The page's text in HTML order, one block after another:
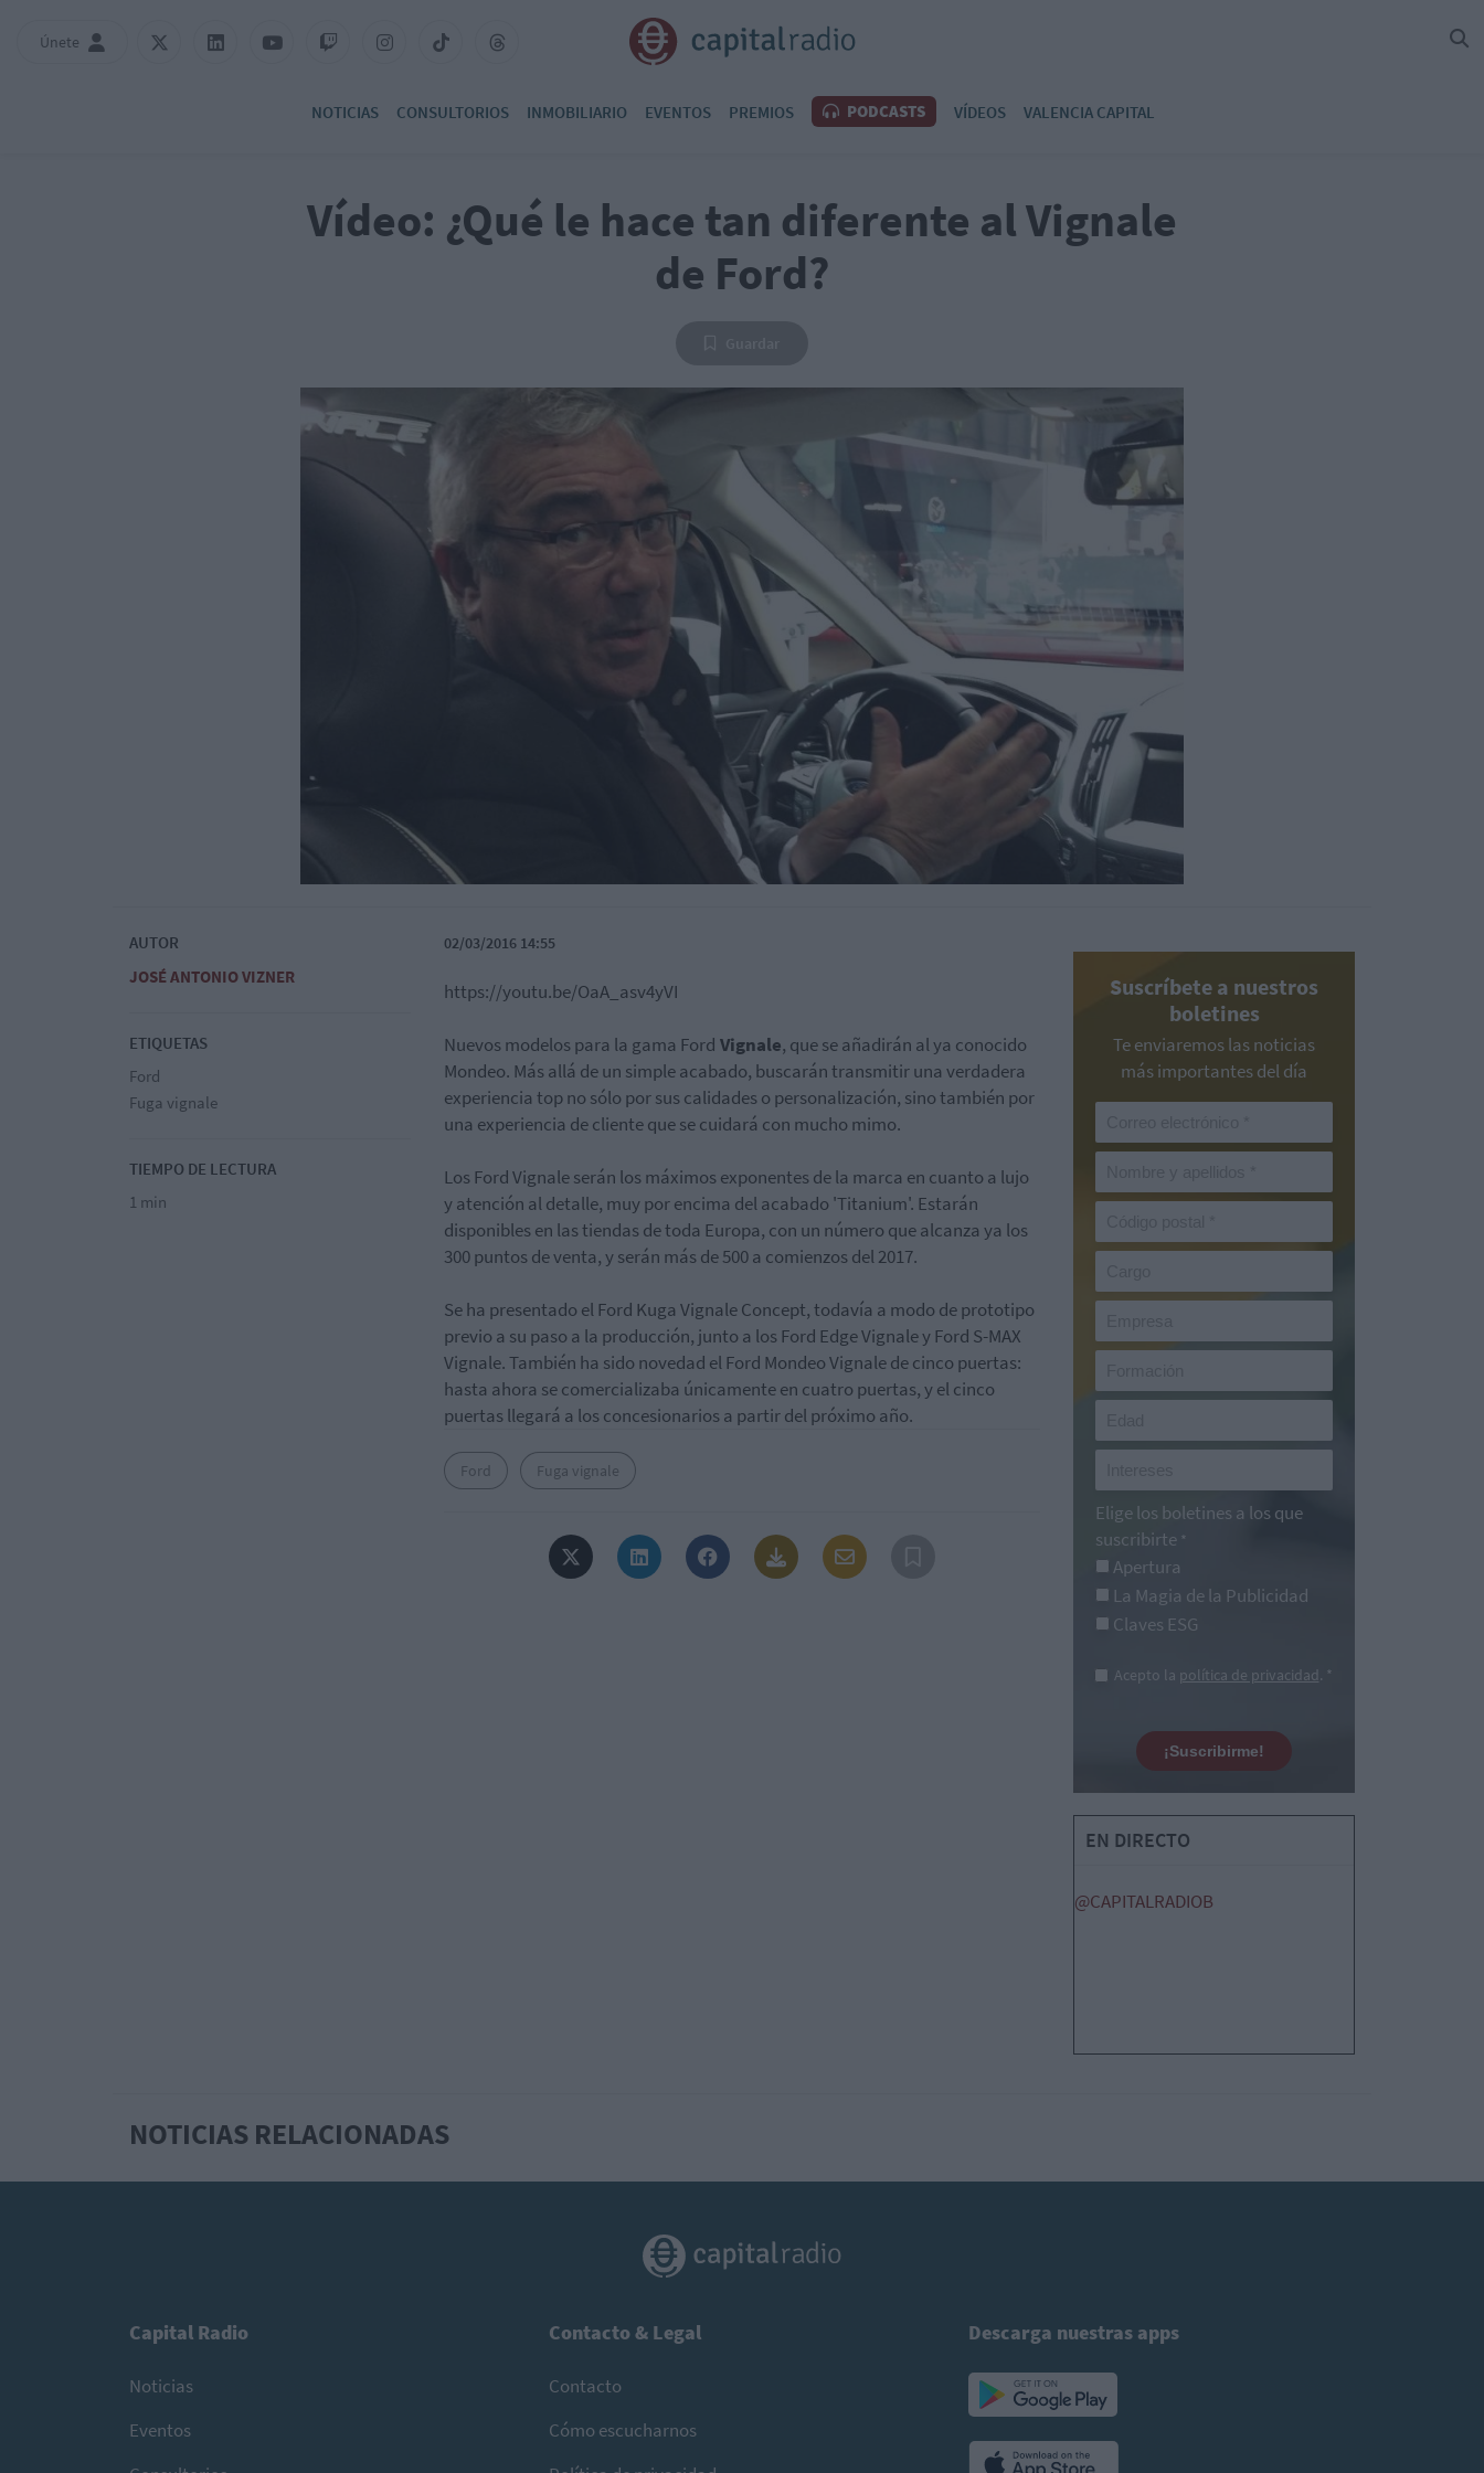
Únete
NOTICIAS CONSULTORIOS INMOBILIARIO EVENTOS PREMIOS PODCASTS VÍDEOS VALENCIA CAPITAL
Vídeo: ¿Qué le hace tan diferente al Vignale
de Ford?
AUTOR
JOSÉ ANTONIO VIZNER
ETIQUETAS
Ford
Fuga vignale
TIEMPO DE LECTURA
1 min
02/03/2016 14:55
https://youtu.be/OaA_asv4yVI
Nuevos modelos para la gama Ford Vignale, que se añadirán al ya conocido
Mondeo. Más allá de un simple acabado, buscarán transmitir una verdadera
experiencia top no sólo por sus calidades o personalización, sino también por
una experiencia de cliente que se cuidará con mucho mimo.
Los Ford Vignale serán los máximos exponentes de la marca en cuanto a lujo
y atención al detalle, muy por encima del acabado 'Titanium'. Estarán
disponibles en las tiendas de toda Europa, con un número que alcanza ya los
300 puntos de venta, y serán más de 500 a comienzos del 2017.
Se ha presentado el Ford Kuga Vignale Concept, todavía a modo de prototipo
previo a su paso a la producción, junto a los Ford Edge Vignale y Ford S-MAX
Vignale. También ha sido novedad el Ford Mondeo Vignale de cinco puertas:
hasta ahora se comercializaba únicamente en cuatro puertas, y el cinco
puertas llegará a los concesionarios a partir del próximo año.
Ford Fuga vignale
Suscríbete a nuestros
boletines
Te enviaremos las noticias
más importantes del día
Elige los boletines a los que
suscribirte *
Apertura
La Magia de la Publicidad
Claves ESG
Acepto la política de privacidad. *
¡Suscribirme!
EN DIRECTO
@CAPITALRADIOB
NOTICIAS RELACIONADAS
Capital Radio
Noticias
Eventos
Contacto & Legal
Contacto
Cómo escucharnos
Descarga nuestras apps